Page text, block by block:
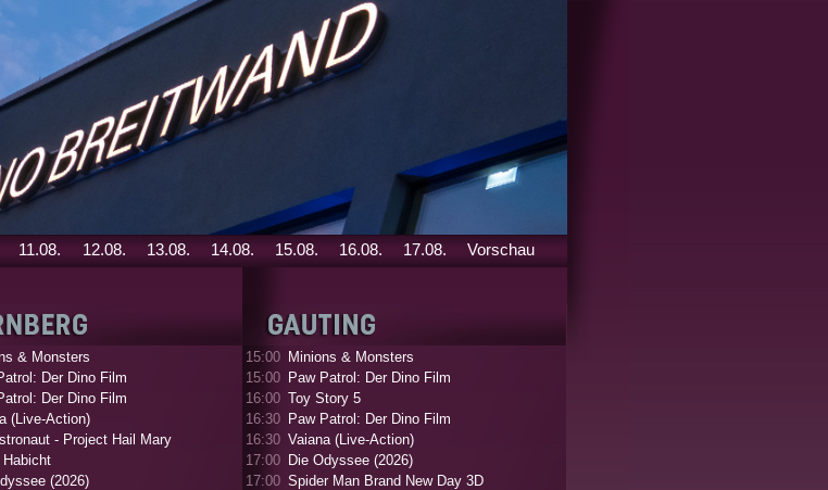
11.08. 12.08. 13.08. 14.08. 15.08. 16.08. 17.08. Vorschau
& Monsters
Der Dino Film
Der Dino Film
(Live-Action)
- Project Hail Mary
Habicht
(2026)
15:00 Minions & Monsters
15:00 Paw Patrol: Der Dino Film
16:00 Toy Story 5
16:30 Paw Patrol: Der Dino Film
16:30 Vaiana (Live-Action)
17:00 Die Odyssee (2026)
17:00 Spider Man Brand New Day 3D